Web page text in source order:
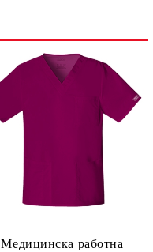
Медицинска работна